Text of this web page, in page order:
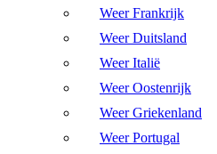
Weer Frankrijk
Weer Duitsland
Weer Italië
Weer Oostenrijk
Weer Griekenland
Weer Portugal